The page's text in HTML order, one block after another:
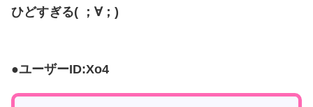
ひどすぎる( ；∀；)
●ユーザーID:Xo4